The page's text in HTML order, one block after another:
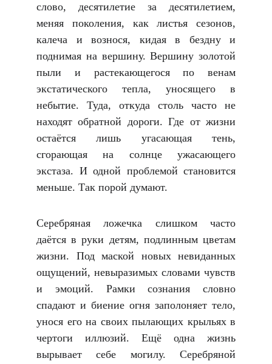
слово, десятилетие за десятилетием,
меняя поколения, как листья сезонов,
калеча и вознося, кидая в бездну и
поднимая на вершину. Вершину золотой
пыли и растекающегося по венам
экстатического тепла, уносящего в
небытие. Туда, откуда столь часто не
находят обратной дороги. Где от жизни
остаётся лишь угасающая тень,
сгорающая на солнце ужасающего
экстаза. И одной проблемой становится
меньше. Так порой думают.
Серебряная ложечка слишком часто
даётся в руки детям, подлинным цветам
жизни. Под маской новых невиданных
ощущений, невыразимых словами чувств
и эмоций. Рамки сознания словно
спадают и биение огня заполоняет тело,
унося его на своих пылающих крыльях в
чертоги иллюзий. Ещё одна жизнь
вырывает себе могилу. Серебряной